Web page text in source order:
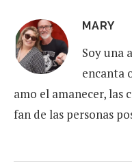
MARY
Soy una
encanta
amo el amanecer, las
fan de las personas